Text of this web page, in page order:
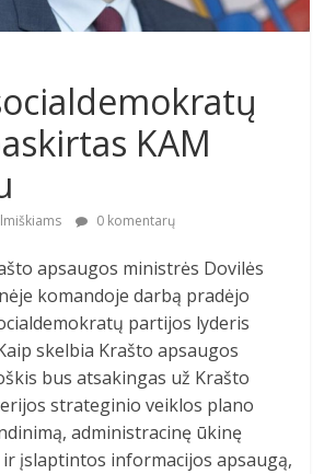
KAM
0 komentarų
apsaugos ministrės Dovilės
komandoje darbą pradėjo
partijos lyderis
skelbia Krašto apsaugos
bus atsakingas už Krašto
strateginio veiklos plano
administracinę ūkinę
įslaptintos informacijos apsaugą,